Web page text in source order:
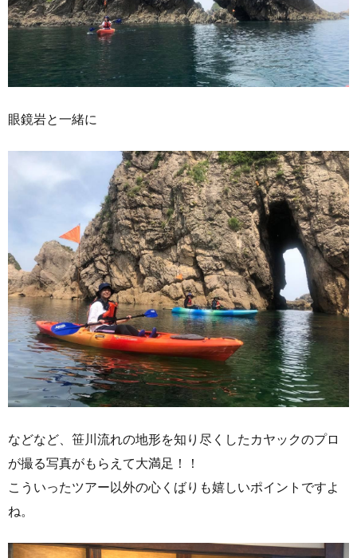
眼鏡岩と一緒に
などなど、笹川流れの地形を知り尽くしたカヤックのプロ
が撮る写真がもらえて大満足！！
こういったツアー以外の心くばりも嬉しいポイントですよ
ね。